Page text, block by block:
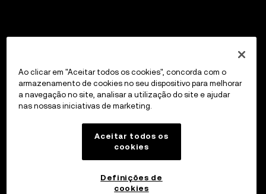
Ao clicar em "Aceitar todos os cookies", concorda com o
armazenamento de cookies no seu dispositivo para melhorar
a navegação no site, analisar a utilização do site e ajudar
nas nossas iniciativas de marketing.
Aceitar todos os
cookies
Definições de
cookies